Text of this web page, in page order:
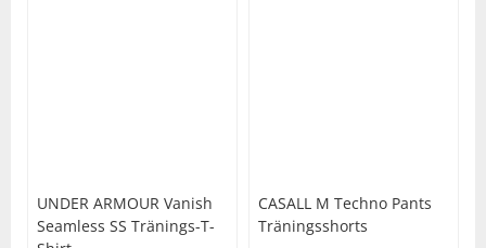
UNDER ARMOUR Vanish
Seamless SS Tränings-T-
CASALL M Techno Pants
Träningsshorts